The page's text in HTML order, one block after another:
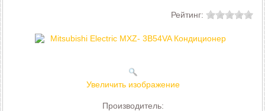
Рейтинг:
Увеличить изображение
Производитель: